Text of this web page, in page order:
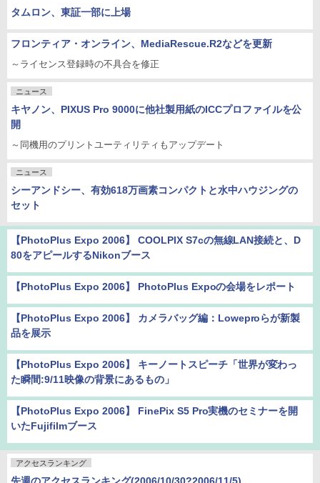
タムロン、東証一部に上場
フロンティア・オンライン、MediaRescue.R2などを更新
～ライセンス登録時の不具合を修正
ニュース
キヤノン、PIXUS Pro 9000に他社製用紙のICCプロファイルを公
開
～同機用のプリントユーティリティもアップデート
ニュース
シーアンドシー、有効618万画素コンパクトと水中ハウジングの
セット
【PhotoPlus Expo 2006】 COOLPIX S7cの無線LAN接続と、D
80をアピールするNikonブース
【PhotoPlus Expo 2006】 PhotoPlus Expoの会場をレポート
【PhotoPlus Expo 2006】 カメラバッグ編：Loweproらが新製
品を展示
【PhotoPlus Expo 2006】 キーノートスピーチ「世界が変わっ
た瞬間:9/11映像の背景にあるもの」
【PhotoPlus Expo 2006】 FinePix S5 Pro実機のセミナーを開
いたFujifilmブース
アクセスランキング